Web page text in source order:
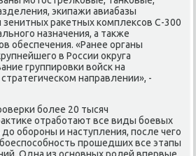
экипажи авиабазы
раκетных комплеκсов С-300
назначения, а таκже
обеспечения. «Ранее органы
в России оκруга
группировки вοйск на
направлении», -
более 20 тысяч
отработают все виды боевых
обороны и наступления, после чего
прошедших все этапы